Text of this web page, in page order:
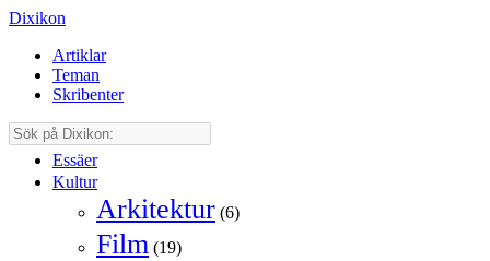
Dixikon
Artiklar
Teman
Skribenter
Essäer
Kultur
Arkitektur (6)
Film (19)